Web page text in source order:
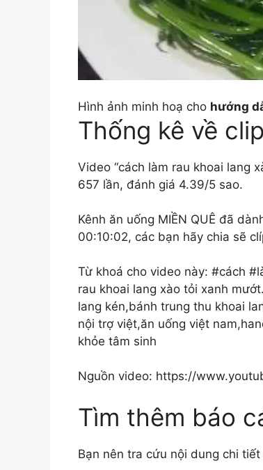
Hình ảnh minh hoạ cho hướng
Thống kê về
Video “cách làm rau khoai lang
657 lần, đánh giá 4.39/5 sao.
Kênh ăn uống MIỀN QUÊ đã
00:10:02, các bạn hãy chia sẽ
Từ khoá cho video này: #cách
rau khoai lang xào tỏi xanh
lang kén,bánh trung thu khoai
nội trợ việt,ăn uống việt
khỏe tâm sinh
Nguồn video: https://
Tìm thêm báo
Bạn nên tra cứu nội dung chi tiết